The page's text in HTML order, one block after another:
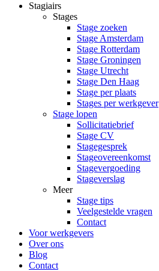
Stagiairs
Stages
Stage zoeken
Stage Amsterdam
Stage Rotterdam
Stage Groningen
Stage Utrecht
Stage Den Haag
Stage per plaats
Stages per werkgever
Stage lopen
Sollicitatiebrief
Stage CV
Stagegesprek
Stageovereenkomst
Stagevergoeding
Stageverslag
Meer
Stage tips
Veelgestelde vragen
Contact
Voor werkgevers
Over ons
Blog
Contact